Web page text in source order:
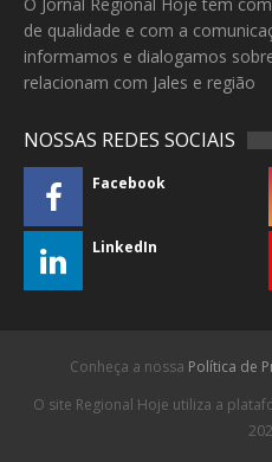
de qualidade e com a
informamos e dialogamos
relacionam com Jales e região
NOSSAS REDES SOCIAIS
Facebook
LinkedIn
Conheça a nossa Política de
O site Regional Hoje utiliza a